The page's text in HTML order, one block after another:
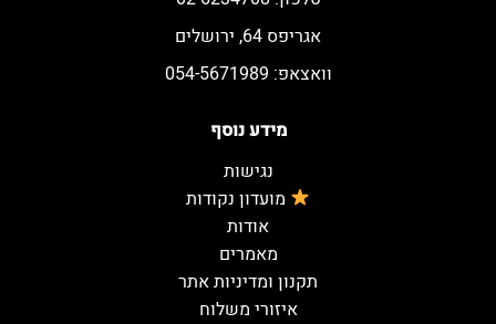
מידע נוסף
נגישות
מועדון נקודות
אודות
מאמרים
תקנון ומדיניות אתר
איזורי משלוח
אגריפס 64, ירושלים
וואצאפ: 054-5671989